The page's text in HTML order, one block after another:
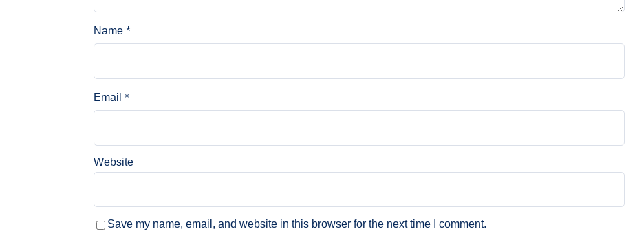
Name *
Email *
Website
Save my name, email, and website in this browser for the next time I comment.